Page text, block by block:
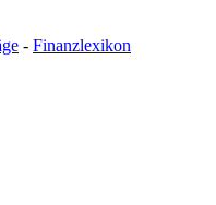
- Finanzlexikon